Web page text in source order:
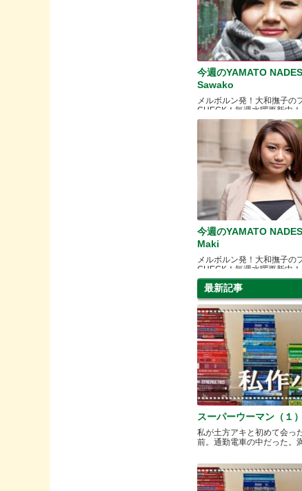
今週のYAMATO
Sawako
メルボルン発！大和撫子の
CHECK！毎週水曜更新中！
今週のYAMATO
Maki
メルボルン発！大和撫子の
CHECK！毎週水曜更新中！
最新記事
スーパーウーマン（１）
私が土方アキと初めて会っ
前。通勤電車の中だった。